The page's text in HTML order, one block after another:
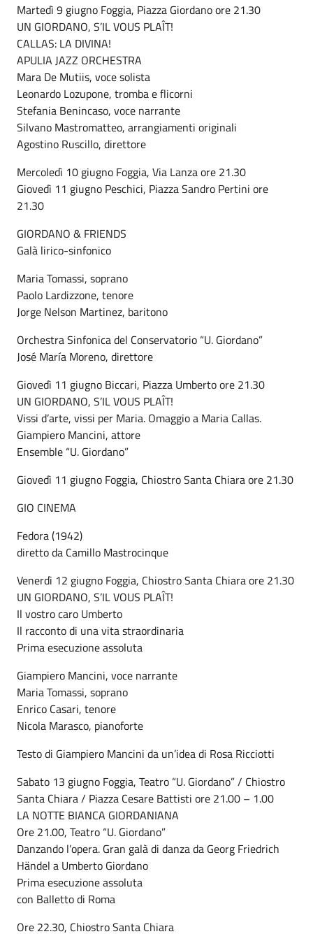
Martedì 9 giugno Foggia, Piazza Giordano ore 21.30
UN GIORDANO, S’IL VOUS PLAÎT!
CALLAS: LA DIVINA!
APULIA JAZZ ORCHESTRA
Mara De Mutiis, voce solista
Leonardo Lozupone, tromba e flicorni
Stefania Benincaso, voce narrante
Silvano Mastromatteo, arrangiamenti originali
Agostino Ruscillo, direttore
Mercoledì 10 giugno Foggia, Via Lanza ore 21.30
Giovedì 11 giugno Peschici, Piazza Sandro Pertini ore
21.30
GIORDANO & FRIENDS
Galà lirico-sinfonico
Maria Tomassi, soprano
Paolo Lardizzone, tenore
Jorge Nelson Martinez, baritono
Orchestra Sinfonica del Conservatorio “U. Giordano”
José María Moreno, direttore
Giovedì 11 giugno Biccari, Piazza Umberto ore 21.30
UN GIORDANO, S’IL VOUS PLAÎT!
Vissi d’arte, vissi per Maria. Omaggio a Maria Callas.
Giampiero Mancini, attore
Ensemble “U. Giordano”
Giovedì 11 giugno Foggia, Chiostro Santa Chiara ore 21.30
GIO CINEMA
Fedora (1942)
diretto da Camillo Mastrocinque
Venerdì 12 giugno Foggia, Chiostro Santa Chiara ore 21.30
UN GIORDANO, S’IL VOUS PLAÎT!
Il vostro caro Umberto
Il racconto di una vita straordinaria
Prima esecuzione assoluta
Giampiero Mancini, voce narrante
Maria Tomassi, soprano
Enrico Casari, tenore
Nicola Marasco, pianoforte
Testo di Giampiero Mancini da un’idea di Rosa Ricciotti
Sabato 13 giugno Foggia, Teatro “U. Giordano” / Chiostro
Santa Chiara / Piazza Cesare Battisti ore 21.00 – 1.00
LA NOTTE BIANCA GIORDANIANA
Ore 21.00, Teatro “U. Giordano”
Danzando l’opera. Gran galà di danza da Georg Friedrich
Händel a Umberto Giordano
Prima esecuzione assoluta
con Balletto di Roma
Ore 22.30, Chiostro Santa Chiara